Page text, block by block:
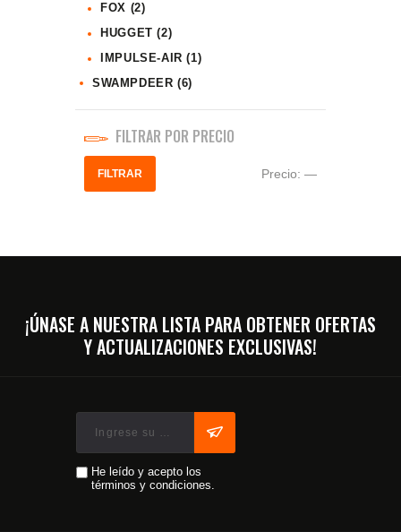
FOX (2)
HUGGET (2)
IMPULSE-AIR (1)
SWAMPDEER (6)
FILTRAR POR PRECIO
FILTRAR Precio: —
¡ÚNASE A NUESTRA LISTA PARA OBTENER OFERTAS
Y ACTUALIZACIONES EXCLUSIVAS!
He leído y acepto los
términos y condiciones.